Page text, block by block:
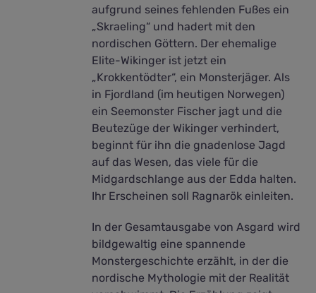
aufgrund seines fehlenden Fußes ein
„Skraeling“ und hadert mit den
nordischen Göttern. Der ehemalige
Elite-Wikinger ist jetzt ein
„Krokkentödter“, ein Monsterjäger. Als
in Fjordland (im heutigen Norwegen)
ein Seemonster Fischer jagt und die
Beutezüge der Wikinger verhindert,
beginnt für ihn die gnadenlose Jagd
auf das Wesen, das viele für die
Midgardschlange aus der Edda halten.
Ihr Erscheinen soll Ragnarök einleiten.
In der Gesamtausgabe von Asgard wird
bildgewaltig eine spannende
Monstergeschichte erzählt, in der die
nordische Mythologie mit der Realität